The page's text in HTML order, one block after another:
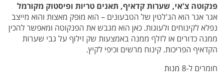
פנקוטה צ'אי, שערות קדאיף, תאנים טריות ופיסטוק מקורמל
אגר אגר הוא הג'לטין של הטבעונים – הוא מופק מאצות והוא מייצב
נפלא לקינוחים ולעוגות. כאן הוא מגבש את הפנקוטה ומאפשר להכין
ממנה כדורים או לזלף ממנה באמצעות שק זילוף על גבי שערות
הקדאיף הפריכות. קינוח מרשים וכיפי לקיץ.
חומרים ל-8 מנות